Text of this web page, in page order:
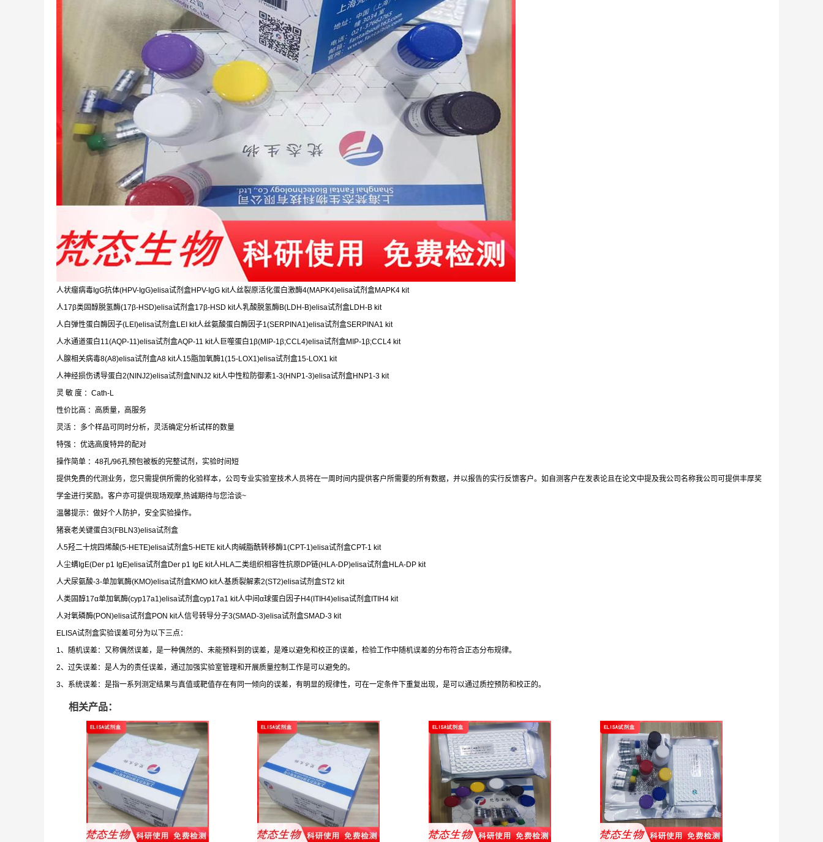
人状瘤病毒IgG抗体(HPV-IgG)elisa试剂盒HPV-IgG kit人丝裂原活化蛋白激酶4(MAPK4)elisa试剂盒MAPK4 kit
人17β类固醇脱氢酶(17β-HSD)elisa试剂盒17β-HSD kit人乳酸脱氢酶B(LDH-B)elisa试剂盒LDH-B kit
人白弹性蛋白酶因子(LEI)elisa试剂盒LEI kit人丝氨酸蛋白酶因子1(SERPINA1)elisa试剂盒SERPINA1 kit
人水通道蛋白11(AQP-11)elisa试剂盒AQP-11 kit人巨噬蛋白1β(MIP-1β;CCL4)elisa试剂盒MIP-1β;CCL4 kit
人腺相关病毒8(A8)elisa试剂盒A8 kit人15脂加氧酶1(15-LOX1)elisa试剂盒15-LOX1 kit
人神经损伤诱导蛋白2(NINJ2)elisa试剂盒NINJ2 kit人中性粒防御素1-3(HNP1-3)elisa试剂盒HNP1-3 kit
灵 敏 度 ：Cath-L
性价比高 ：高质量，高服务
灵活 ：多个样品可同时分析，灵活确定分析试样的数量
特强 ：优选高度特异的配对
操作简单 ：48孔/96孔预包被板的完整试剂，实验时间短
提供免费的代测业务，您只需提供所需的化验样本，公司专业实验室技术人员将在一周时间内提供客户所需要的所有数据，并以报告的实行反馈客户。如自测客户在发表论且在论文中提及我公司名称我公司可提供丰厚奖
学金进行奖励。客户亦可提供现场观摩,热诚期待与您洽谈~
温馨提示：做好个人防护，安全实验操作。
猪衰老关键蛋白3(FBLN3)elisa试剂盒
人5羟二十烷四烯酸(5-HETE)elisa试剂盒5-HETE kit人肉碱脂酰转移酶1(CPT-1)elisa试剂盒CPT-1 kit
人尘螨IgE(Der p1 IgE)elisa试剂盒Der p1 IgE kit人HLA二类组织相容性抗原DP链(HLA-DP)elisa试剂盒HLA-DP kit
人犬尿氨酸-3-单加氧酶(KMO)elisa试剂盒KMO kit人基质裂解素2(ST2)elisa试剂盒ST2 kit
人类固醇17α单加氧酶(cyp17a1)elisa试剂盒cyp17a1 kit人中间α球蛋白因子H4(ITIH4)elisa试剂盒ITIH4 kit
人对氧磷酶(PON)elisa试剂盒PON kit人信号转导分子3(SMAD-3)elisa试剂盒SMAD-3 kit
ELISA试剂盒实验误差可分为以下三点：
1、随机误差：又称偶然误差，是一种偶然的、未能预料到的误差，是难以避免和校正的误差，检验工作中随机误差的分布符合正态分布规律。
2、过失误差：是人为的责任误差，通过加强实验室管理和开展质量控制工作是可以避免的。
3、系统误差：是指一系列测定结果与真值或靶值存在有同一倾向的误差，有明显的规律性，可在一定条件下重复出现，是可以通过质控预防和校正的。
相关产品：